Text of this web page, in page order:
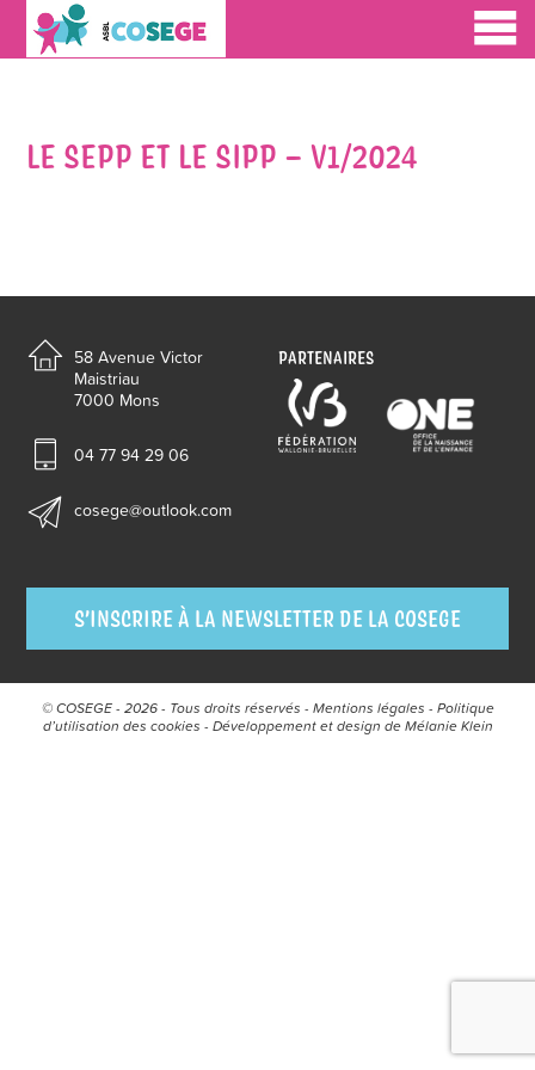
LE SEPP ET LE SIPP – V1/2024
58 Avenue Victor
Maistriau
7000 Mons
04 77 94 29 06
cosege@outlook.com
PARTENAIRES
S’INSCRIRE À LA NEWSLETTER DE LA COSEGE
© COSEGE - 2026 - Tous droits réservés - Mentions légales - Politique
d’utilisation des cookies - Développement et design deMélanie Klein